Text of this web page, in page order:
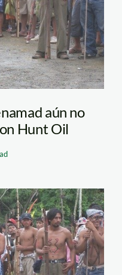
aún no
Hunt Oil
4